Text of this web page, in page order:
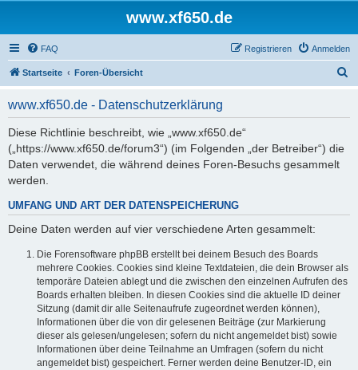
www.xf650.de
FAQ Anmelden
Registrieren
Startseite Foren-Übersicht
www.xf650.de - Datenschutzerklärung
Diese Richtlinie beschreibt, wie „www.xf650.de“
(„https://www.xf650.de/forum3“) (im Folgenden „der Betreiber“) die
Daten verwendet, die während deines Foren-Besuchs gesammelt
werden.
UMFANG UND ART DER DATENSPEICHERUNG
Deine Daten werden auf vier verschiedene Arten gesammelt:
Die Forensoftware phpBB erstellt bei deinem Besuch des Boards
mehrere Cookies. Cookies sind kleine Textdateien, die dein Browser als
temporäre Dateien ablegt und die zwischen den einzelnen Aufrufen des
Boards erhalten bleiben. In diesen Cookies sind die aktuelle ID deiner
Sitzung (damit dir alle Seitenaufrufe zugeordnet werden können),
Informationen über die von dir gelesenen Beiträge (zur Markierung
dieser als gelesen/ungelesen; sofern du nicht angemeldet bist) sowie
Informationen über deine Teilnahme an Umfragen (sofern du nicht
angemeldet bist) gespeichert. Ferner werden deine Benutzer-ID, ein